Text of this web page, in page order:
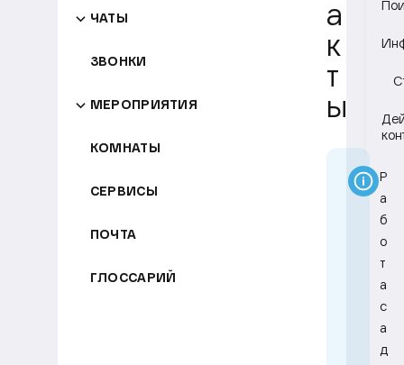
ЧАТЫ
ЗВОНКИ
МЕРОПРИЯТИЯ
КОМНАТЫ
СЕРВИСЫ
ПОЧТА
ГЛОССАРИЙ
а
к
т
ы
Р
а
б
о
т
а
с
а
д